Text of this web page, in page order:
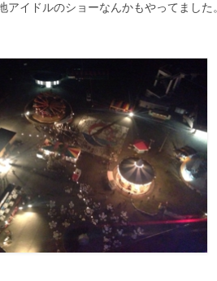
アイドルのショーなんかもやってました。